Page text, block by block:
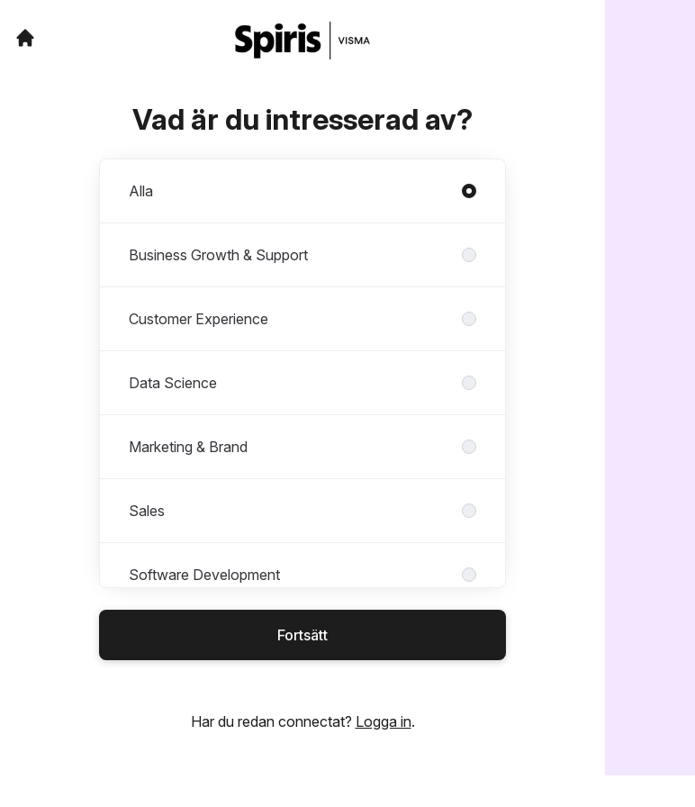
Vad är du intresserad av?
Alla
Business Growth & Support
Customer Experience
Data Science
Marketing & Brand
Sales
Software Development
Fortsätt
Har du redan connectat? Logga in.